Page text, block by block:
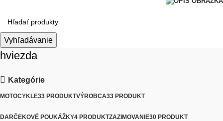
Vyhľadávanie
hviezda
Kategórie
MOTOCYKLE33 PRODUKTVÝROBCA33 PRODUKT
DARČEKOVÉ POUKÁŽKY4 PRODUKTZAZIMOVANIE30 PRODUKT